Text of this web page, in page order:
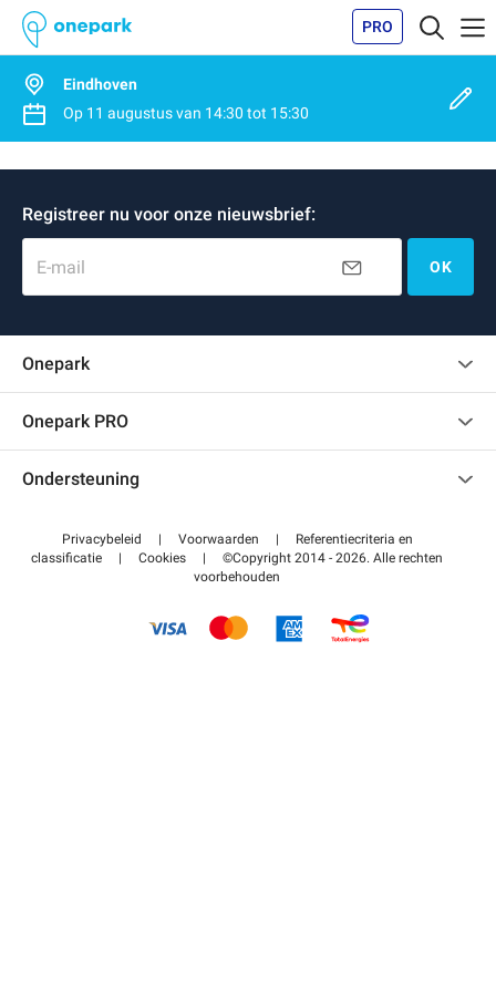
PRO
Eindhoven
Op 11 augustusvan 14:30 tot 15:30
Registreer nu voor onze nieuwsbrief:
E-mail OK
Onepark
Onepark PRO
Word partner van Onepark
Ondersteuning
Helpcentrum
Betalen voor parkeren FLOW
Privacybeleid | Voorwaarden |
Referentiecriteria en
classificatie
| Cookies |
©Copyright 2014 - 2026. Alle rechten
voorbehouden